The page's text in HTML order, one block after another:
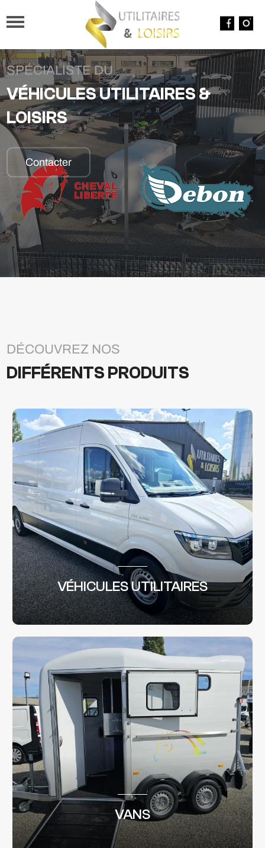
SPÉCIALISTE DU
VÉHICULES UTILITAIRES &
LOISIRS
Contacter
DÉCOUVREZ NOS
DIFFÉRENTS PRODUITS
VÉHICULES UTILITAIRES
VANS